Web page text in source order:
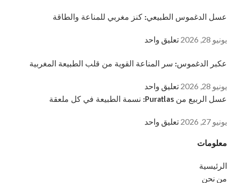
عسل الدغموس الطبيعي: كنز مغربي للمناعة والطاقة
يونيو 28, 2026 تعليق واحد
عكبر الدغموس: سر المناعة القوية من قلب الطبيعة المغربية
يونيو 28, 2026 تعليق واحد
عسل الربيع من Puratlas: نسمة الطبيعة في كل ملعقة
يونيو 27, 2026 تعليق واحد
معلومات
الرئيسية
من نحن